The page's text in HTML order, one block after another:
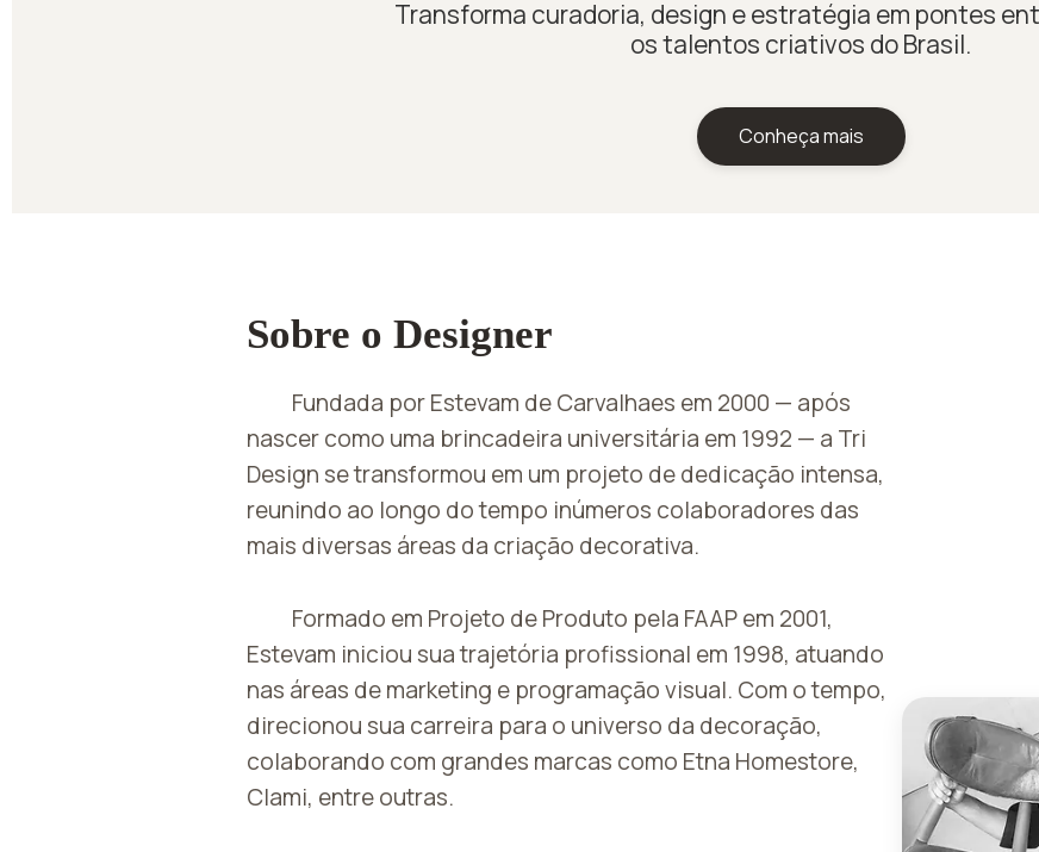
Transforma curadoria, design e estratégia em pontes
os talentos criativos do Brasil.
Conheça mais
Sobre o Designer
Fundada por Estevam de Carvalhaes em 2000 — após
nascer como uma brincadeira universitária em 1992 — a Tri
Design se transformou em um projeto de dedicação intensa,
reunindo ao longo do tempo inúmeros colaboradores das
mais diversas áreas da criação decorativa.
Formado em Projeto de Produto pela FAAP em 2001,
Estevam iniciou sua trajetória profissional em 1998, atuando
nas áreas de marketing e programação visual. Com o tempo,
direcionou sua carreira para o universo da decoração,
colaborando com grandes marcas como Etna Homestore,
Clami, entre outras.